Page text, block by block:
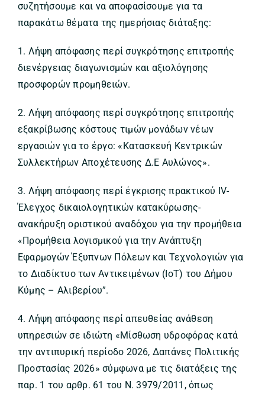
συζητήσουμε και να αποφασίσουμε για τα
παρακάτω θέματα της ημερήσιας διάταξης:
1. Λήψη απόφασης περί συγκρότησης επιτροπής
διενέργειας διαγωνισμών και αξιολόγησης
προσφορών προμηθειών.
2. Λήψη απόφασης περί συγκρότησης επιτροπής
εξακρίβωσης κόστους τιμών μονάδων νέων
εργασιών για το έργο: «Κατασκευή Κεντρικών
Συλλεκτήρων Αποχέτευσης Δ.Ε Αυλώνος».
3. Λήψη απόφασης περί έγκρισης πρακτικού IV-
Έλεγχος δικαιολογητικών κατακύρωσης-
ανακήρυξη οριστικού αναδόχου για την προμήθεια
«Προμήθεια λογισμικού για την Ανάπτυξη
Εφαρμογών Έξυπνων Πόλεων και Τεχνολογιών για
το Διαδίκτυο των Αντικειμένων (IoT) του Δήμου
Κύμης – Αλιβερίου”.
4. Λήψη απόφασης περί απευθείας ανάθεση
υπηρεσιών σε ιδιώτη «Μίσθωση υδροφόρας κατά
την αντιπυρική περίοδο 2026, Δαπάνες Πολιτικής
Προστασίας 2026» σύμφωνα με τις διατάξεις της
παρ. 1 του αρθρ. 61 του Ν. 3979/2011, όπως